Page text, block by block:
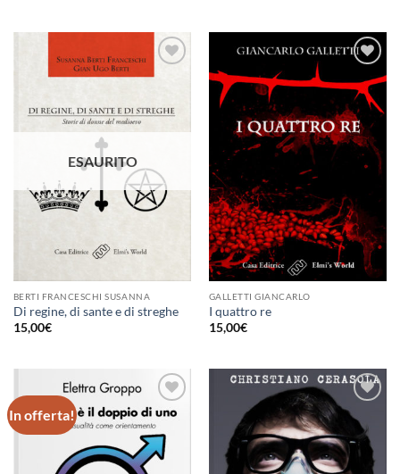
8,99€
16,50€
1,49€
a
7,00€
Aggiungi
desideri
ESAURITO
BERTI FRANCESCHI SUSANNA
Di regine, di sante e di streghe
15,00€
Aggiungi
alla lista
dei
desideri
GALLETTI GIANCARLO
I quattro re
15,00€
In offerta!
Aggiungi
alla lista
dei
desideri
Aggiungi
alla lista
dei
desideri